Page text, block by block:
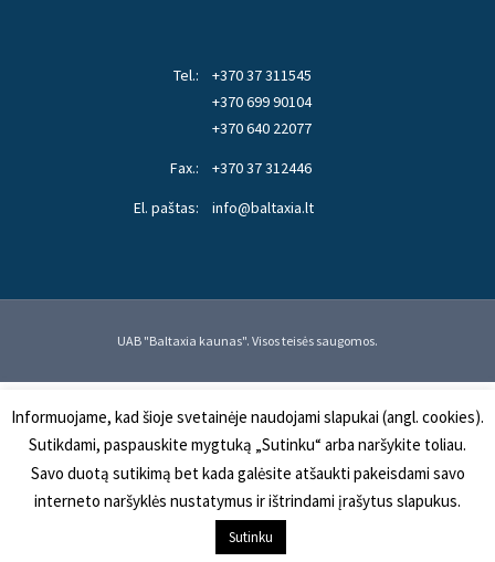
Tel.:
+370 37 311545
+370 699 90104
+370 640 22077
Fax.:
+370 37 312446
El. paštas:
info@baltaxia.lt
UAB "Baltaxia kaunas". Visos teisės saugomos.
Informuojame, kad šioje svetainėje naudojami slapukai (angl. cookies).
Sutikdami, paspauskite mygtuką „Sutinku“ arba naršykite toliau.
Savo duotą sutikimą bet kada galėsite atšaukti pakeisdami savo
interneto naršyklės nustatymus ir ištrindami įrašytus slapukus.
Sutinku